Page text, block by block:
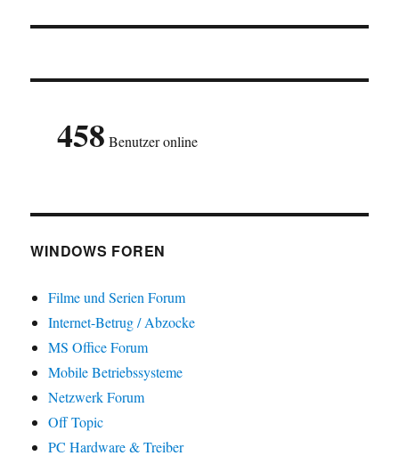
458 Benutzer online
WINDOWS FOREN
Filme und Serien Forum
Internet-Betrug / Abzocke
MS Office Forum
Mobile Betriebssysteme
Netzwerk Forum
Off Topic
PC Hardware & Treiber